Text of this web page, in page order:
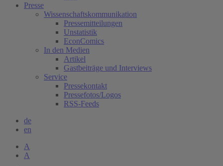
Presse
Wissenschaftskommunikation
Pressemitteilungen
Unstatistik
EconComics
In den Medien
Artikel
Gastbeiträge und Interviews
Service
Pressekontakt
Pressefotos/Logos
RSS-Feeds
de
en
A
A